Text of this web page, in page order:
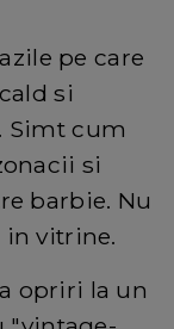
pe care
si
Simt cum
si
barbie. Nu
in vitrine.
opriri la un